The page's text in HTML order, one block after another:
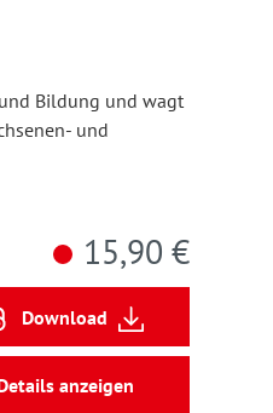
Bildung und wagt
und
15,90 €
Download
anzeigen